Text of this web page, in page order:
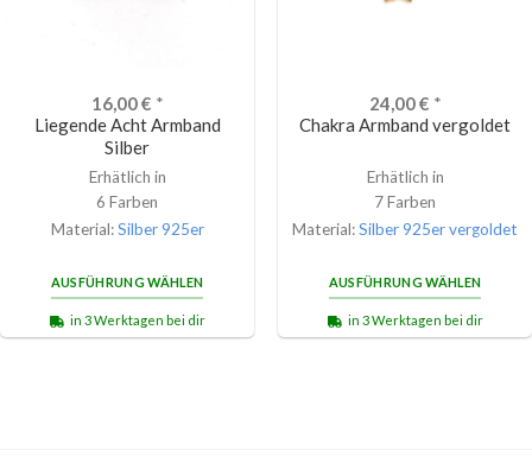
16,00€ *
Liegende Acht Armband
Silber
Erhätlich in
6 Farben
Material:Silber 925er
AUSFÜHRUNG WÄHLEN
in 3 Werktagen bei dir
24,00€ *
Chakra Armband vergoldet
Erhätlich in
7 Farben
Material:Silber 925er vergoldet
AUSFÜHRUNG WÄHLEN
in 3 Werktagen bei dir